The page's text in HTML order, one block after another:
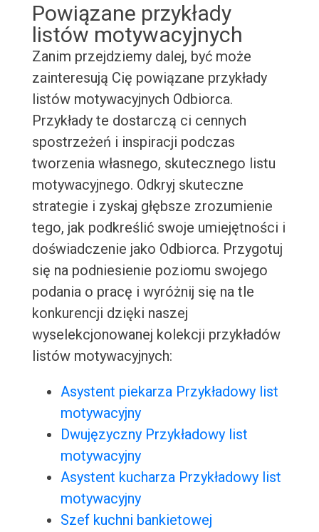
Powiązane przykłady
listów motywacyjnych
Zanim przejdziemy dalej, być może
zainteresują Cię powiązane przykłady
listów motywacyjnych Odbiorca.
Przykłady te dostarczą ci cennych
spostrzeżeń i inspiracji podczas
tworzenia własnego, skutecznego listu
motywacyjnego. Odkryj skuteczne
strategie i zyskaj głębsze zrozumienie
tego, jak podkreślić swoje umiejętności i
doświadczenie jako Odbiorca. Przygotuj
się na podniesienie poziomu swojego
podania o pracę i wyróżnij się na tle
konkurencji dzięki naszej
wyselekcjonowanej kolekcji przykładów
listów motywacyjnych:
Asystent piekarza Przykładowy list
motywacyjny
Dwujęzyczny Przykładowy list
motywacyjny
Asystent kucharza Przykładowy list
motywacyjny
Szef kuchni bankietowej